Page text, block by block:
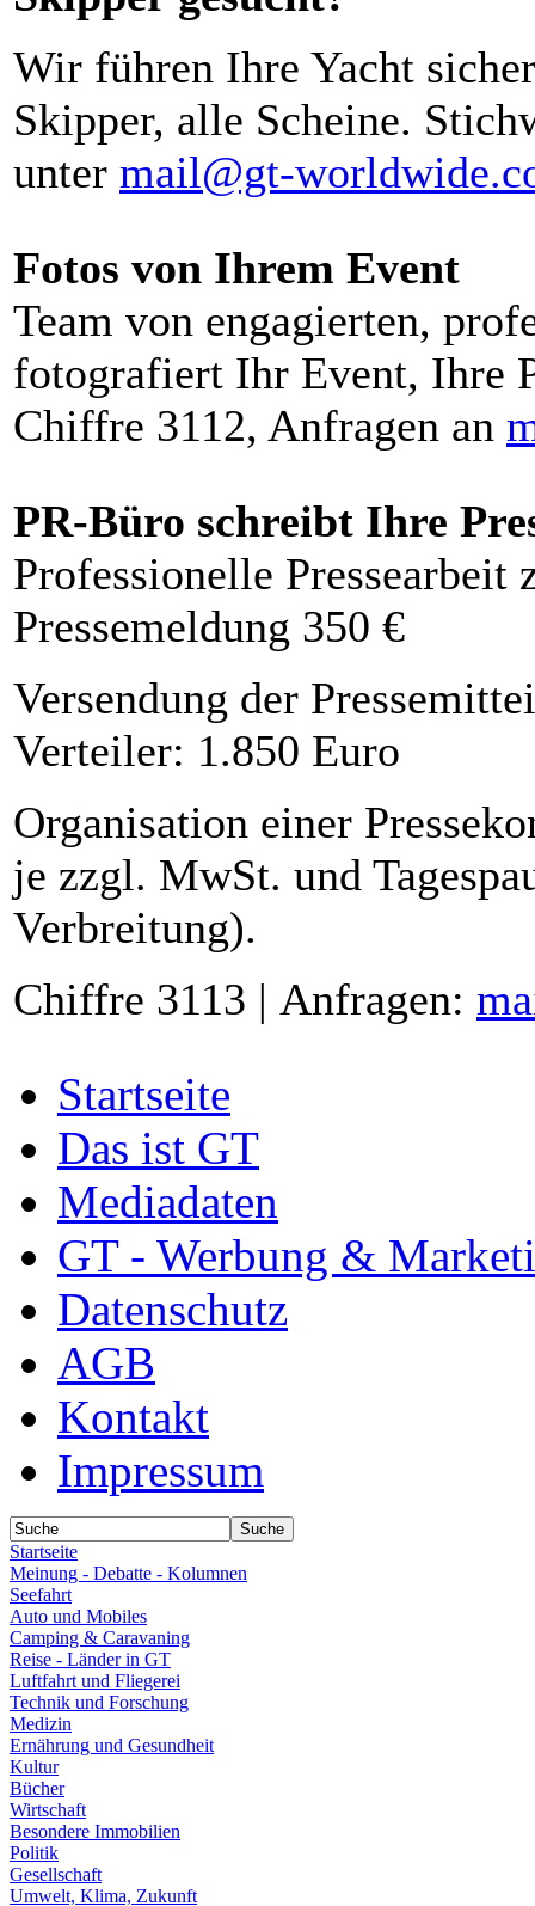
Wir führen Ihre Yacht
Skipper, alle Scheine.
unter mail@gt-
Fotos von Ihrem Event
Team von engagierten,
fotografiert Ihr Event, Ihre
Chiffre 3112, Anfragen an
PR-Büro schreibt Ihre
Professionelle Pressearbeit
Pressemeldung 350 €
Versendung der
Verteiler: 1.850 Euro
Organisation einer
je zzgl. MwSt. und
Verbreitung).
Chiffre 3113 | Anfragen:
Startseite
Das ist GT
Mediadaten
GT - Werbung &
Datenschutz
AGB
Kontakt
Impressum
Startseite
Meinung - Debatte - Kolumnen
Seefahrt
Auto und Mobiles
Camping & Caravaning
Reise - Länder in GT
Luftfahrt und Fliegerei
Technik und Forschung
Medizin
Ernährung und Gesundheit
Kultur
Bücher
Wirtschaft
Besondere Immobilien
Politik
Gesellschaft
Umwelt, Klima, Zukunft